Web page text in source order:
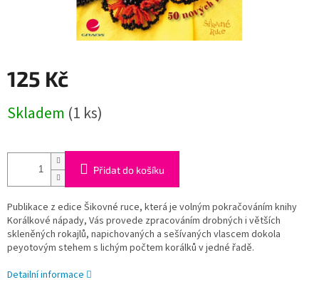
125 Kč
cena:
Skladem (1 ks)
Přidat do košíku
Publikace z edice Šikovné ruce, která je volným pokračováním knihy
Korálkové nápady, Vás provede zpracováním drobných i větších
skleněných rokajlů, napichovaných a sešívaných vlascem dokola
peyotovým stehem s lichým počtem korálků v jedné řadě.
Detailní informace